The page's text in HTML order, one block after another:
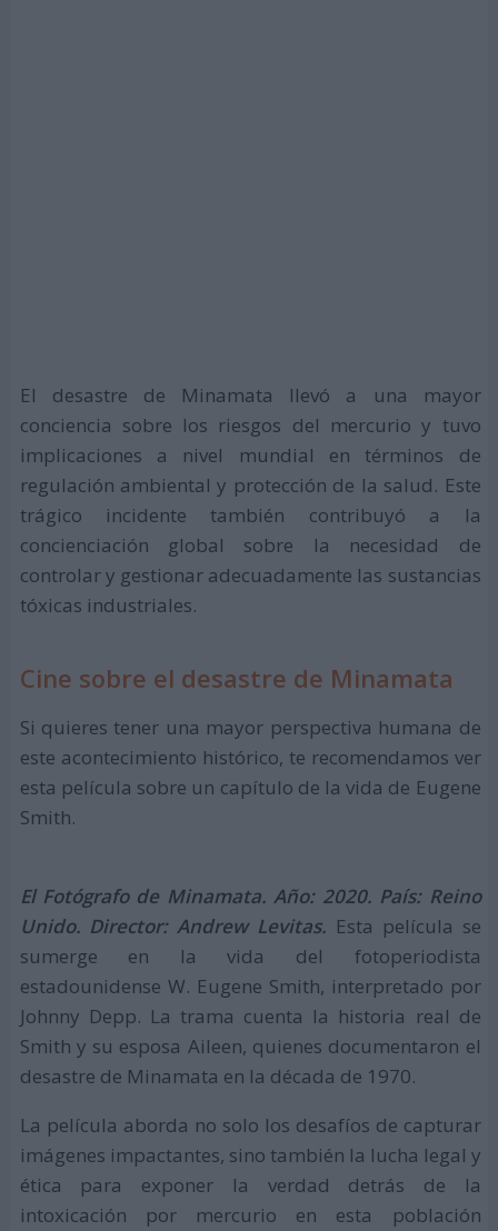
El desastre de Minamata llevó a una mayor
conciencia sobre los riesgos del mercurio y tuvo
implicaciones a nivel mundial en términos de
regulación ambiental y protección de la salud. Este
trágico incidente también contribuyó a la
concienciación global sobre la necesidad de
controlar y gestionar adecuadamente las sustancias
tóxicas industriales.
Cine sobre el desastre de Minamata
Si quieres tener una mayor perspectiva humana de
este acontecimiento histórico, te recomendamos ver
esta película sobre un capítulo de la vida de Eugene
Smith.
El Fotógrafo de Minamata. Año: 2020. País: Reino
Unido. Director: Andrew Levitas. Esta película se
sumerge en la vida del fotoperiodista
estadounidense W. Eugene Smith, interpretado por
Johnny Depp. La trama cuenta la historia real de
Smith y su esposa Aileen, quienes documentaron el
desastre de Minamata en la década de 1970.
La película aborda no solo los desafíos de capturar
imágenes impactantes, sino también la lucha legal y
ética para exponer la verdad detrás de la
intoxicación por mercurio en esta población